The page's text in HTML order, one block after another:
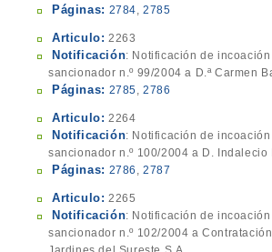
Páginas: 2784,2785
Articulo: 2263
Notificación: Notificación de
sancionador n.º 99/2004 a D.ª Carmen
Páginas: 2785,2786
Articulo: 2264
Notificación: Notificación de
sancionador n.º 100/2004 a D. Indalecio
Páginas: 2786 ,2787
Articulo: 2265
Notificación: Notificación de
sancionador n.º 102/2004 a